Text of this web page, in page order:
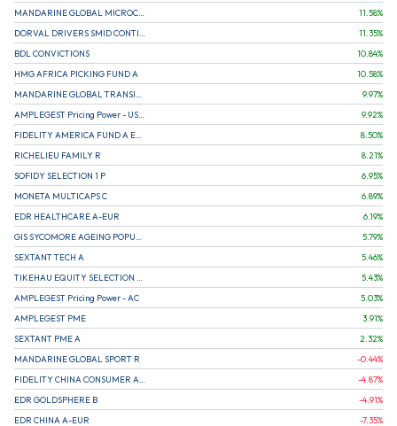
11.58%
11.35%
BDL CONVICTIONS
10.84%
HMG AFRICA PICKING FUND A
10.58%
9.97%
9.92%
8.50%
RICHELIEU FAMILY R
8.21%
SOFIDY SELECTION 1 P
6.95%
MONETA MULTICAPS C
6.89%
EDR HEALTHCARE A-EUR
6.19%
5.79%
SEXTANT TECH A
5.46%
5.43%
AMPLEGEST Pricing Power - AC
5.03%
AMPLEGEST PME
3.91%
SEXTANT PME A
2.32%
MANDARINE GLOBAL SPORT R
-0.44%
-4.87%
EDR GOLDSPHERE B
-4.91%
EDR CHINA A-EUR
-7.35%